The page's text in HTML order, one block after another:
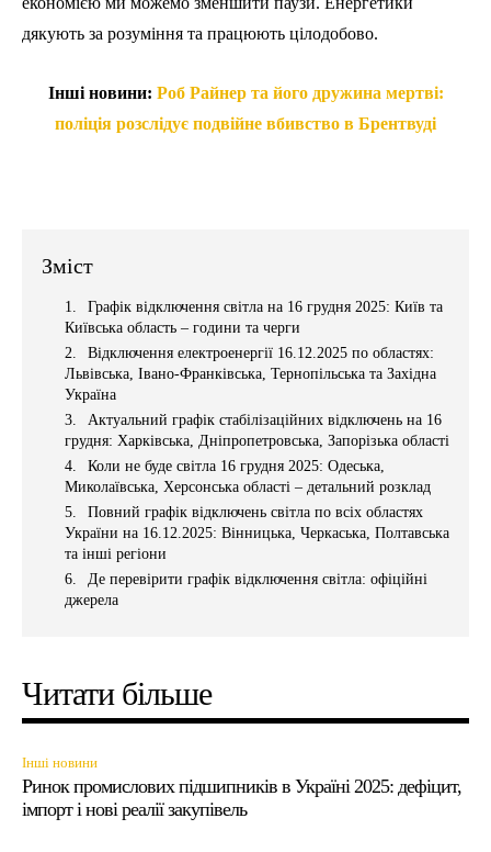
дякують за розуміння та працюють цілодобово.
Інші новини: Роб Райнер та його дружина мертві:
поліція розслідує подвійне вбивство в Брентвуді
Зміст
Графік відключення світла на 16 грудня 2025: Київ та
Київська область – години та черги
Відключення електроенергії 16.12.2025 по областях:
Львівська, Івано-Франківська, Тернопільська та Західна
Україна
Актуальний графік стабілізаційних відключень на 16
грудня: Харківська, Дніпропетровська, Запорізька області
Коли не буде світла 16 грудня 2025: Одеська,
Миколаївська, Херсонська області – детальний розклад
Повний графік відключень світла по всіх областях
України на 16.12.2025: Вінницька, Черкаська, Полтавська
та інші регіони
Де перевірити графік відключення світла: офіційні
джерела
Читати більше
Інші новини
Ринок промислових підшипників в Україні 2025: дефіцит,
імпорт і нові реалії закупівель